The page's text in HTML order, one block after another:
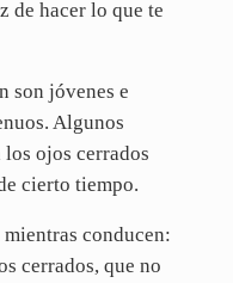
de hacer lo que te
son jóvenes e
Algunos
ojos cerrados
cierto tiempo.
conducen:
cerrados, que no